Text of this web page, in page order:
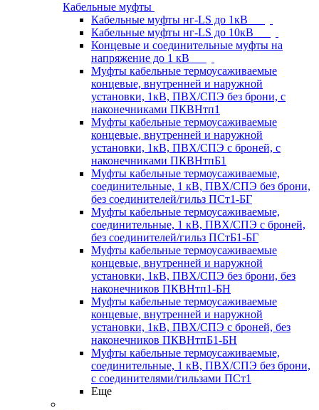
Кабельные муфты
Кабельные муфты нг-LS до 1кВ
Кабельные муфты нг-LS до 10кВ
Концевые и соединительные муфты на
напряжение до 1 кВ
Муфты кабельные термоусаживаемые
концевые, внутренней и наружной
установки, 1кВ, ПВХ/СПЭ без брони, с
наконечниками ПКВНтп1
Муфты кабельные термоусаживаемые
концевые, внутренней и наружной
установки, 1кВ, ПВХ/СПЭ с броней, с
наконечниками ПКВНтпБ1
Муфты кабельные термоусаживаемые,
соединительные, 1 кВ, ПВХ/СПЭ без брони,
без соединителей/гильз ПСт1-БГ
Муфты кабельные термоусаживаемые,
соединительные, 1 кВ, ПВХ/СПЭ с броней,
без соединителей/гильз ПСтБ1-БГ
Муфты кабельные термоусаживаемые
концевые, внутренней и наружной
установки, 1кВ, ПВХ/СПЭ без брони, без
наконечников ПКВНтп1-БН
Муфты кабельные термоусаживаемые
концевые, внутренней и наружной
установки, 1кВ, ПВХ/СПЭ с броней, без
наконечников ПКВНтпБ1-БН
Муфты кабельные термоусаживаемые,
соединительные, 1 кВ, ПВХ/СПЭ без брони,
с соединителями/гильзами ПСт1
Еще